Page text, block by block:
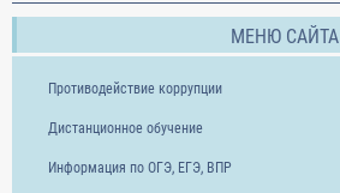
МЕНЮ САЙТА
Противодействие коррупции
Дистанционное обучение
Информация по ОГЭ, ЕГЭ, ВПР